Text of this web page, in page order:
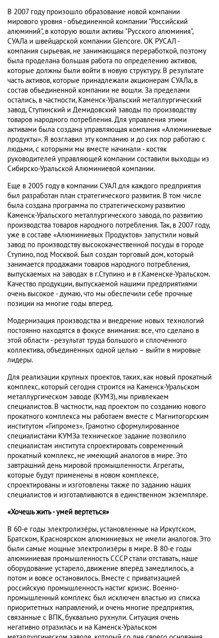
В 2007 году произошло образование новой компании
мирового уровня - объединенной компании "Российский
алюминий", в которую вошли активы "Русского алюминия",
СУАЛа и швейцарской компании Glencore. ОК РУСАЛ -
компания сырьевая, не занимающаяся переработкой, поэтому
была проделана большая работа по определению активов,
которые должны были войти в новую структуру. В результате
часть активов, которые принадлежали акционерам СУАЛа, в
состав объединенной компании не вошли. За пределами
остались, в частности, Каменск-Уральский металлургический
завод, Ступинский и Демидовский заводы по производству
товаров народного потребления. Для управления этими
активами была создана управляющая компания «Алюминиевые
продукты». Я возглавил эту компанию и до сих пор работаю с
людьми, с которыми мы вместе начинали - костяк
руководителей управляющей компании составили выходцы из
Сибирско-Уральской Алюминиевой компании.
Еще в 2005 году в компании СУАЛ для каждого предприятия
был разработан план стратегического развития. В том числе
была создана программа по стратегическому развитию
Каменск-Уральского металлургического завода, по развитию
производства товаров народного потребления. Так, в 2007 году,
уже в составе «Алюминиевых Продуктов» запустили новый
завод по производству высококачественной посуды в городе
Ступино, под Москвой. Был создан торговый дом, который
занимается продажами товаров народного потребления,
выпускаемых на заводах в г.Ступино и в г.Каменске-Уральском.
Качество продукции, выпускаемой нашими предприятиями
очень высокое - думаю, что мы обеспечили себе прочные
позиции на многие годы вперед.
Модернизация производства и внедрение новых технологий
постоянно находятся в фокусе внимания: все, что сделано в
этой области - результат труда большого и сплочённого
коллектива, объединённых одной целью – выйти в мировые
лидеры.
Для реализации крупных проектов, таких, как новый прокатный
комплекс, который сегодня строится на Каменск-Уральском
металлургическом заводе (КУМЗ), мы привлекаем
специалистов. В частности, над проектом по созданию нового
прокатного комплекса мы работаем вместе с Магнитогорским
институтом «Гипромез». Грамотно сформулированное
специалистами КУМЗа техническое задание позволило
специалистам института спроектировать современный
прокатный комплекс, не имеющий аналогов в мире. Это
завтрашний день мировой промышленности. Агрегаты,
которые будут применены в новом комплексе,
спроектированы и изготовлены также по заданию наших
специалистов и изготавливаются в единственном экземпляре.
«Хочешь жить - умей вертеться»
В 60-е годы электролизёры, установленные на Иркутском,
Братском, Красноярском алюминиевых не имели аналогов. Это
были самые мощные электролизёры в мире. В 80-е годы
алюминиевая промышленность СССР стали отставать, наше
оборудование устарело, движение вперёд замедлилось, а
потом и вовсе остановилось. Вместе с приватизацией
российскую промышленность настиг кризис. Военно-
промышленный комплекс был исключен властью из списка
приоритетных направлений, и очень многие предприятия,
связанные с ВПК, буквально рухнули. Ситуация очень
негативно отразилась и на Каменск-Уральском